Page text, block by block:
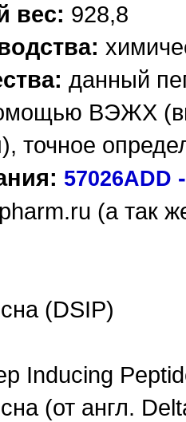
вес: 928,8
данный
ВЭЖХ
точное
57026ADD
(а так
(DSIP)
Inducing
(от англ.